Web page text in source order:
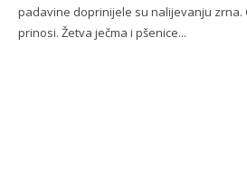
padavine doprinijele su nalijevanju zrna.
prinosi. Žetva ječma i pšenice...